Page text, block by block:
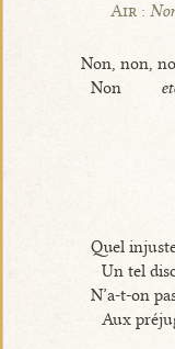
Air :
Non, non,
Non
Quel
Un tel
N’a-t-on
Aux